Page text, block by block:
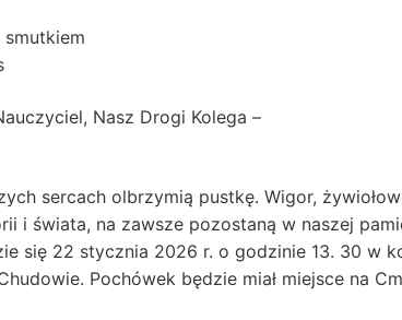
smutkiem
Nasz Drogi Kolega –
sercach olbrzymią pustkę. Wigor,
i świata, na zawsze pozostaną w naszej
się 22 stycznia 2026 r. o godzinie 13. 30 w
Pochówek będzie miał miejsce na